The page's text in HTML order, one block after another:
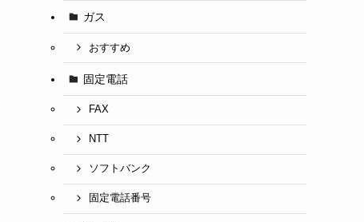
ガス
おすすめ
固定電話
FAX
NTT
ソフトバンク
固定電話番号